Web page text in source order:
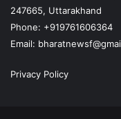
247665, Uttarakhand
Phone: +919761606364
Email:
Privacy Policy